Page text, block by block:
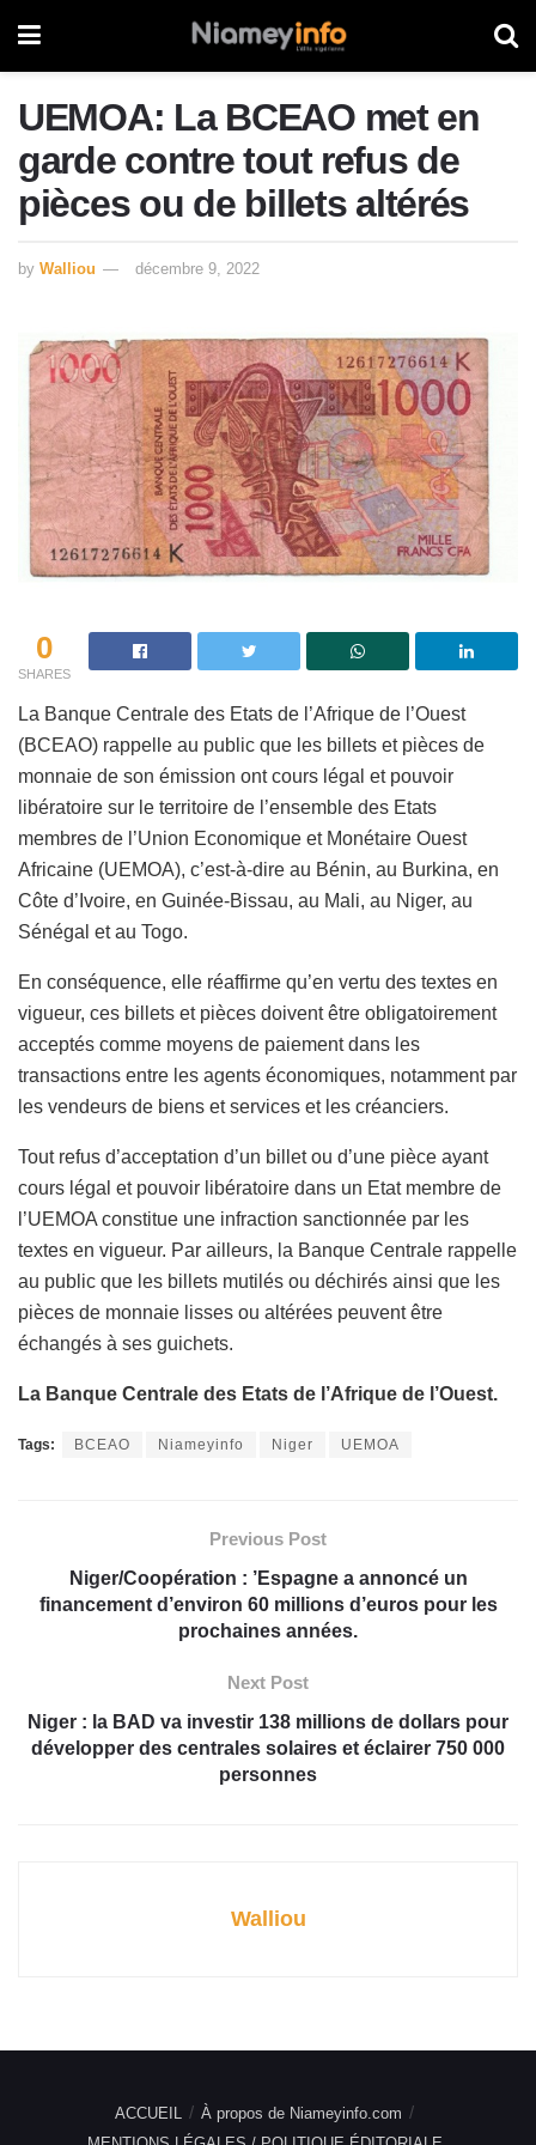
UEMOA: La BCEAO met en
garde contre tout refus de
pièces ou de billets altérés
by Walliou décembre 9, 2022
0
SHARES
La Banque Centrale des Etats de l’Afrique de l’Ouest
(BCEAO) rappelle au public que les billets et pièces de
monnaie de son émission ont cours légal et pouvoir
libératoire sur le territoire de l’ensemble des Etats
membres de l’Union Economique et Monétaire Ouest
Africaine (UEMOA), c’est-à-dire au Bénin, au Burkina, en
Côte d’Ivoire, en Guinée-Bissau, au Mali, au Niger, au
Sénégal et au Togo.
En conséquence, elle réaffirme qu’en vertu des textes en
vigueur, ces billets et pièces doivent être obligatoirement
acceptés comme moyens de paiement dans les
transactions entre les agents économiques, notamment par
les vendeurs de biens et services et les créanciers.
Tout refus d’acceptation d’un billet ou d’une pièce ayant
cours légal et pouvoir libératoire dans un Etat membre de
l’UEMOA constitue une infraction sanctionnée par les
textes en vigueur. Par ailleurs, la Banque Centrale rappelle
au public que les billets mutilés ou déchirés ainsi que les
pièces de monnaie lisses ou altérées peuvent être
échangés à ses guichets.
La Banque Centrale des Etats de l’Afrique de l’Ouest.
Tags: BCEAO Niameyinfo Niger UEMOA
Previous Post
Niger/Coopération : ’Espagne a annoncé un
financement d’environ 60 millions d’euros pour les
prochaines années.
Next Post
Niger : la BAD va investir 138 millions de dollars pour
développer des centrales solaires et éclairer 750 000
personnes
Walliou
ACCUEIL
À propos de Niameyinfo.com